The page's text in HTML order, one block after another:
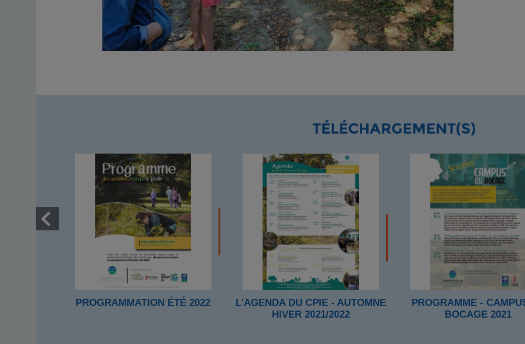
TÉLÉCHARGEMENT(S)
PROGRAMMATION ÉTÉ 2022
L'AGENDA DU CPIE - AUTOMNE
HIVER 2021/2022
PROGRAMME -
BOCAGE 2021